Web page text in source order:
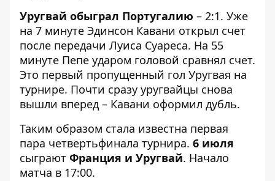
Уругвай обыграл Португалию – 2:1. Уже
на 7 минуте Эдинсон Кавани открыл счет
после передачи Луиса Суареса. На 55
минуте Пепе ударом головой сравнял счет.
Это первый пропущенный гол Уругвая на
турнире. Почти сразу уругвайцы снова
вышли вперед – Кавани оформил дубль.
Таким образом стала известна первая
пара четвертьфинала турнира. 6 июля
сыграют Франция и Уругвай. Начало
матча в 17:00.